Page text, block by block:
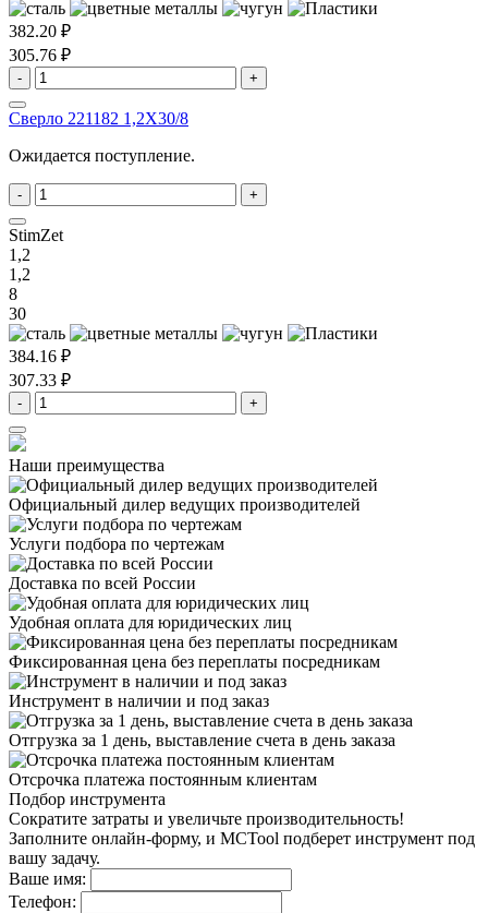
382.20 ₽
305.76 ₽
- +
Сверло 221182 1,2X30/8
Ожидается поступление.
- +
StimZet
1,2
1,2
8
30
384.16 ₽
307.33 ₽
- +
Наши преимущества
Официальный дилер ведущих производителей
Услуги подбора по чертежам
Доставка по всей России
Удобная оплата для юридических лиц
Фиксированная цена без переплаты посредникам
Инструмент в наличии и под заказ
Отгрузка за 1 день, выставление счета в день заказа
Отсрочка платежа постоянным клиентам
Подбор инструмента
Сократите затраты и увеличьте производительность!
Заполните онлайн-форму, и MCTool подберет инструмент под
вашу задачу.
Ваше имя:
Телефон: